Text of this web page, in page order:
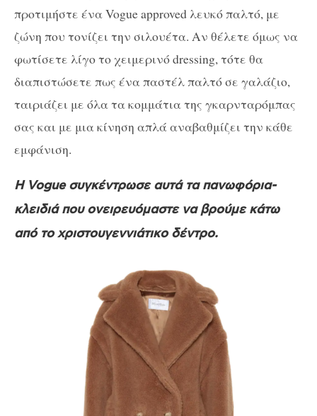
προτιμήστε ένα Vogue approved λευκό παλτό, με
ζώνη που τονίζει την σιλουέτα. Αν θέλετε όμως να
φωτίσετε λίγο το χειμερινό dressing, τότε θα
διαπιστώσετε πως ένα παστέλ παλτό σε γαλάζιο,
ταιριάζει με όλα τα κομμάτια της γκαρνταρόμπας
σας και με μια κίνηση απλά αναβαθμίζει την κάθε
εμφάνιση.
Η Vogue συγκέντρωσε αυτά τα πανωφόρια-
κλειδιά που ονειρευόμαστε να βρούμε κάτω
από το χριστουγεννιάτικο δέντρο.